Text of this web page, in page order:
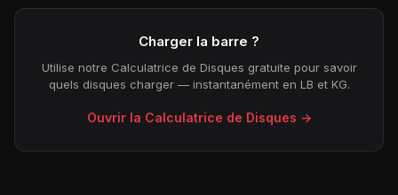
Charger la barre ?
Utilise notre Calculatrice de Disques gratuite pour savoir
quels disques charger — instantanément en LB et KG.
Ouvrir la Calculatrice de Disques →